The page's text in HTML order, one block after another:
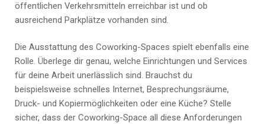
öffentlichen Verkehrsmitteln erreichbar ist und ob
ausreichend Parkplätze vorhanden sind.
Die Ausstattung des Coworking-Spaces spielt ebenfalls eine
Rolle. Überlege dir genau, welche Einrichtungen und Services
für deine Arbeit unerlässlich sind. Brauchst du
beispielsweise schnelles Internet, Besprechungsräume,
Druck- und Kopiermöglichkeiten oder eine Küche? Stelle
sicher, dass der Coworking-Space all diese Anforderungen